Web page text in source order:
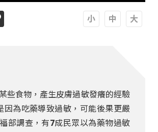
些食物，產生皮膚過敏發癢的經驗
因為吃藥導致過敏，可能後果更嚴
部調查，有7成民眾以為藥物過敏